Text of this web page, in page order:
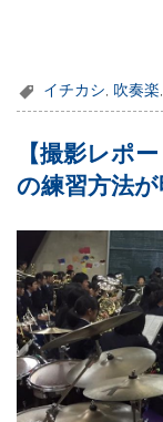
イチカシ 吹奏楽
【撮影レポ
の練習方法が